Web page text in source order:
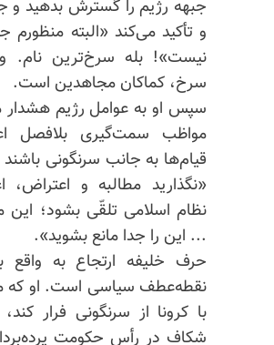
جبهه‌ رژیم را گسترش بدهید و
و تأکید می‌کند «البته منظورم
نیست»! بله سرخ‌ترین نام. و
سرخ، کماکان مجاهدین است.
سپس او به ‌عوامل رژیم
مواظب سمت‌گیری بلافصل
قیام‌ها به جانب سرنگونی
«نگذارید مطالبه‌ و اعتراض،
نظام اسلامی تلقّی بشود؛
... این را جدا مانع بشوید».
حرف خلیفه ارتجاع به واقع
نقطه‌عطف سیاسی است. او
با کرونا از سرنگونی فرار
شکاف در رأس حکومت